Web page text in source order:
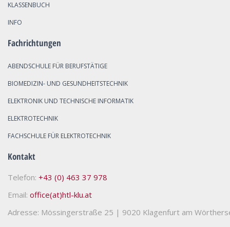
KLASSENBUCH
INFO
Fachrichtungen
ABENDSCHULE FÜR BERUFSTÄTIGE
BIOMEDIZIN- UND GESUNDHEITSTECHNIK
ELEKTRONIK UND TECHNISCHE INFORMATIK
ELEKTROTECHNIK
FACHSCHULE FÜR ELEKTROTECHNIK
Kontakt
Telefon: +43 (0) 463 37 978
Email: office(at)htl-klu.at
Adresse: Mössingerstraße 25 | 9020 Klagenfurt am